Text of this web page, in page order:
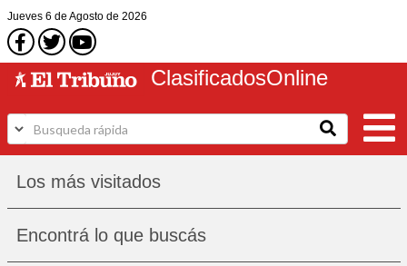
Jueves 6 de Agostode 2026
ClasificadosOnline
Los más visitados
Encontrá lo que buscás